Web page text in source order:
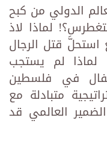
الدولي من كبح
لماذا لاذ
قتل الرجال
لماذا لم يستجب
في فلسطين
متبادلة مع
العالمي قد